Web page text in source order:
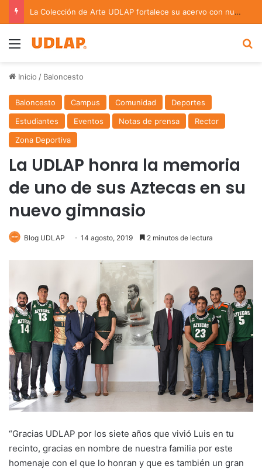
La Colección de Arte UDLAP fortalece su acervo con nuevas obras de artistas emergentes y consolidados
Menu
Inicio / Baloncesto
Baloncesto Campus Comunidad
Deportes
Estudiantes
Eventos Notas de prensa
Rector
Zona Deportiva
La UDLAP honra la memoria
de uno de sus Aztecas en su
nuevo gimnasio
Blog UDLAP 14 agosto, 2019 2 minutos de lectura
“Gracias UDLAP por los siete años que vivió Luis en tu
recinto, gracias en nombre de nuestra familia por este
homenaje con el que lo honran y que es también un gran